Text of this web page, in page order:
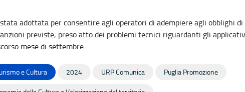
adottata per consentire agli operatori di adempiere agli obblighi di
previste, preso atto dei problemi tecnici riguardanti gli
mese di settembre.
e Cultura 2024 URP Comunica Puglia Promozione